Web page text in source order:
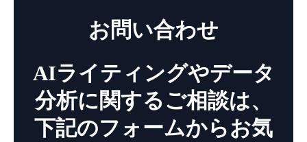
お問い合わせ
AIライティングやデータ
分析に関するご相談は、
下記のフォームからお気